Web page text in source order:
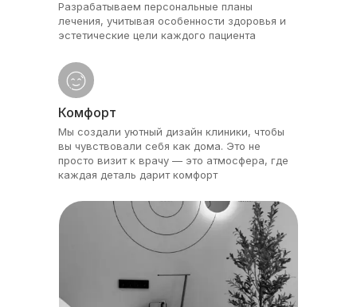
Комфорт
Мы создали уютный дизайн клиники, чтобы
вы чувствовали себя как дома. Это не
просто визит к врачу — это атмосфера, где
каждая деталь дарит комфорт
Разрабатываем персональные планы
лечения, учитывая особенности здоровья и
эстетические цели каждого пациента